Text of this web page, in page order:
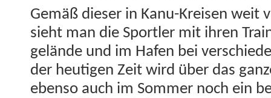
Gemäß dieser in Kanu-Kreisen weit
sieht man die Sportler mit ihren
gelände und im Hafen bei
der heuti­gen Zeit wird über das
eben­so auch im Som­mer noch ein